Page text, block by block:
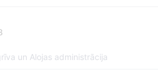
un Alojas administrācija